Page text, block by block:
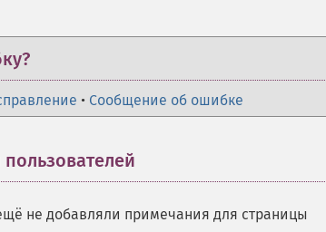
• Сообщение об ошибке
не добавляли примечания для страницы